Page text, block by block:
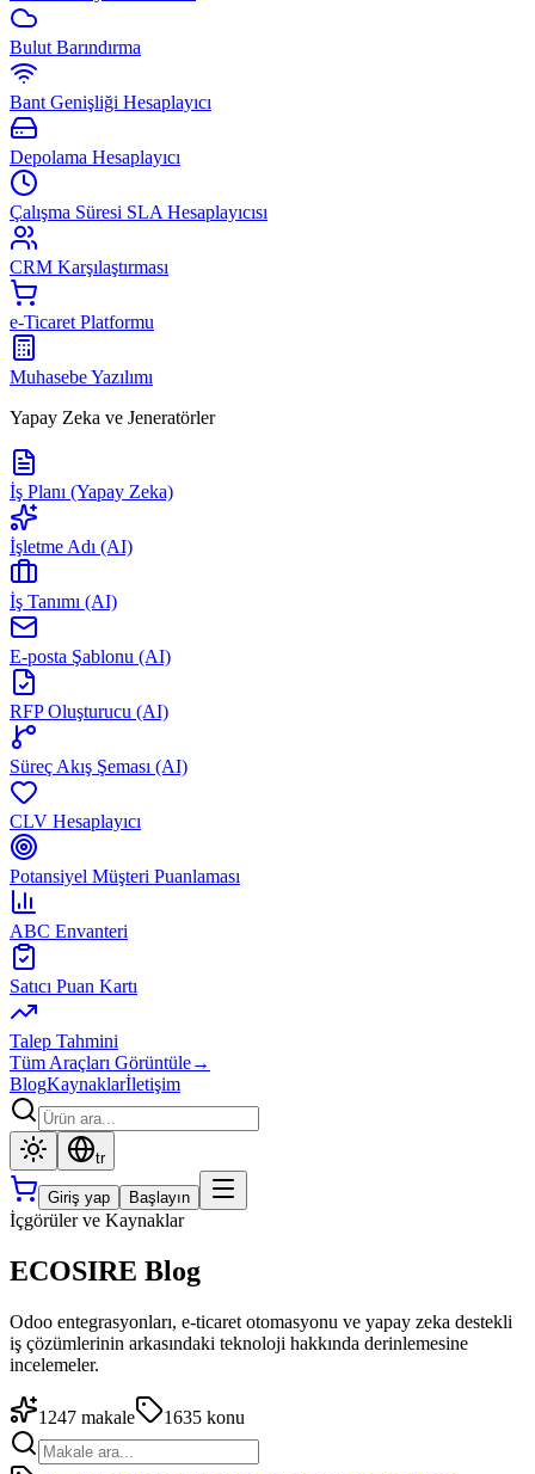
Bulut Barındırma
Bant Genişliği Hesaplayıcı
Depolama Hesaplayıcı
Çalışma Süresi SLA Hesaplayıcısı
CRM Karşılaştırması
e-Ticaret Platformu
Muhasebe Yazılımı
Yapay Zeka ve Jeneratörler
İş Planı (Yapay Zeka)
İşletme Adı (AI)
İş Tanımı (AI)
E-posta Şablonu (AI)
RFP Oluşturucu (AI)
Süreç Akış Şeması (AI)
CLV Hesaplayıcı
Potansiyel Müşteri Puanlaması
ABC Envanteri
Satıcı Puan Kartı
Talep Tahmini
Tüm Araçları Görüntüle→
BlogKaynaklarİletişim
tr
Giriş yap Başlayın
İçgörüler ve Kaynaklar
ECOSIRE Blog
Odoo entegrasyonları, e-ticaret otomasyonu ve yapay zeka destekli
iş çözümlerinin arkasındaki teknoloji hakkında derinlemesine
incelemeler.
1247 makale 1635 konu